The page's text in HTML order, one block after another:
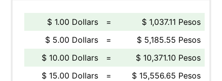
$ 1.00 Dollars =
$ 1,037.11 Pesos
$ 5.00 Dollars
=
$ 5,185.55 Pesos
$ 10.00 Dollars
=
$ 10,371.10 Pesos
$ 15.00 Dollars
=
$ 15,556.65 Pesos